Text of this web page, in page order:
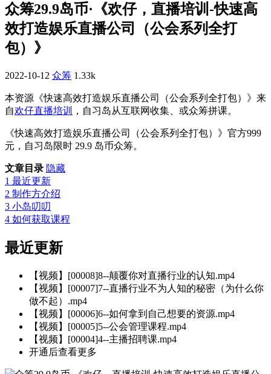
众筹29.9岛币·《欢仔，直播培训-快速高
效打造娱乐直播公司（公会系列全打
包）》
2022-10-12 众筹 1.33k
本资源《快速高效打造娱乐直播公司（公会系列全打包）》来
自欢仔直播培训 ，自习岛从互联网收集、或众筹拼课。
《快速高效打造娱乐直播公司（公会系列全打包）》官方999
元，自习岛限时 29.9 岛币众筹。
文章目录 隐藏
1 最近更新
2 制作方介绍
3 小岛叨叨
4 如何获取课程
最近更新
【视频】[00008]8--颠覆你对直播行业的认知.mp4
【视频】[00007]7--直播行业不为人知的秘密（为什么你
做不起）.mp4
【视频】[00006]6--如何拿到自己想要的资源.mp4
【视频】[00005]5--公会管理课程.mp4
【视频】[00004]4--主播招聘课.mp4
开通后查看更多